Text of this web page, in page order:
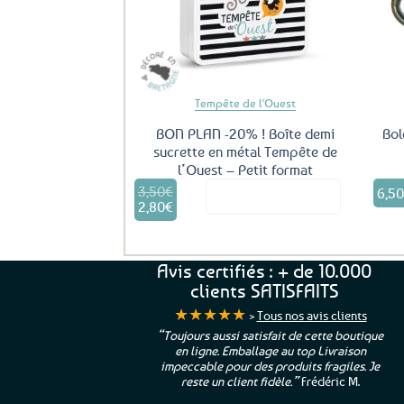
Tempête de l'Ouest
BON PLAN -20% ! Boîte demi
sucrette en métal Tempête de
l’Ouest – Petit format
3,50€
Le
prix
initial
2,80€
Le
est :
2,80€.
6,50
Avis certifiés : + de 10.000
clients SATISFAITS
★★★★★ >Tous nos avis clients
“Toujours aussi satisfait de cette boutique
en ligne. Emballage au top Livraison
impeccable pour des produits fragiles. Je
reste un client fidèle.”Frédéric M.